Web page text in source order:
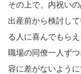
その上で、内祝い
出産前から検討し
る人に喜んでもら
職場の同僚一人ず
容に差がないよう